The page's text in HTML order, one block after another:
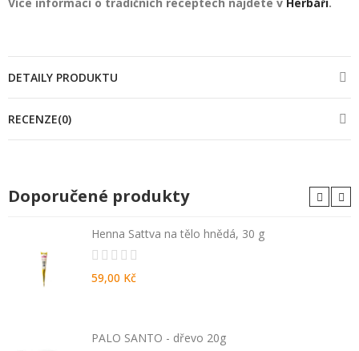
DETAILY PRODUKTU
RECENZE(0)
Doporučené produkty
Henna Sattva na tělo hnědá, 30 g
59,00 Kč
PALO SANTO - dřevo 20g